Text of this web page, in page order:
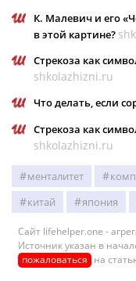
К. Малевич и его
в этой картине?
Стрекоза как
shkolazhizni.ru
Что делать, если
Стрекоза как
shkolazhizni.ru
менталитет
китай
япония
Сайт lifehelper.one -
Источник указан в
пожаловаться на